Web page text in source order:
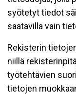
syötetyt tiedot
saatavilla vain
Rekisterin
niillä
työtehtävien
tietojen